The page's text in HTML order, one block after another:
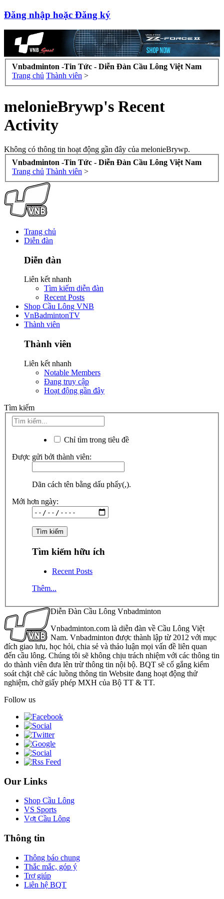
Đăng nhập hoặc Đăng ký
Vnbadminton -Tin Tức - Diễn Đàn Cầu Lông Việt Nam
Trang chủ Thành viên >
melonieBrywp's Recent
Activity
Không có thông tin hoạt động gần đây của melonieBrywp.
Vnbadminton -Tin Tức - Diễn Đàn Cầu Lông Việt Nam
Trang chủ Thành viên >
Trang chủ
Diễn đàn
Diễn đàn
Liên kết nhanh
Tìm kiếm diễn đàn
Recent Posts
Shop Cầu Lông VNB
VnBadmintonTV
Thành viên
Thành viên
Liên kết nhanh
Notable Members
Đang truy cập
Hoạt động gần đây
Tìm kiếm
Chỉ tìm trong tiêu đề
Được gửi bởi thành viên:
Dãn cách tên bằng dấu phẩy(,).
Mới hơn ngày:
Tìm kiếm hữu ích
Recent Posts
Thêm...
Diễn Đàn Cầu Lông Vnbadminton
Vnbadminton.com là diễn đàn về Cầu Lông Việt
Nam. Vnbadminton được thành lập từ 2012 với mục
đích giao lưu, học hỏi, chia sẻ và thảo luận mọi vấn đề liên quan
đến cầu lông. Chúng tôi sẽ không chịu trách nhiệm với các thông tin
do thành viên đưa lên trừ thông tin nội bộ. BQT sẽ cố gắng kiểm
soát chặt chẽ các luồng thông tin Website đang hoạt động thử
nghiệm, chờ giấy phép MXH của Bộ TT & TT.
Follow us
Our Links
Shop Cầu Lông
VS Sports
Vợt Cầu Lông
Thông tin
Thông báo chung
Thắc mắc, góp ý
Trợ giúp
Liên hệ BQT